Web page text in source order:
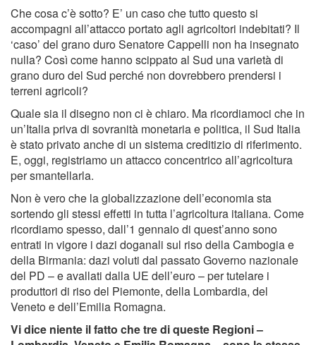
Che cosa c’è sotto? E’ un caso che tutto questo si
accompagni all’attacco portato agli agricoltori indebitati? Il
‘caso’ del grano duro Senatore Cappelli non ha insegnato
nulla? Così come hanno scippato al Sud una varietà di
grano duro del Sud perché non dovrebbero prendersi i
terreni agricoli?
Quale sia il disegno non ci è chiaro. Ma ricordiamoci che in
un’Italia priva di sovranità monetaria e politica, il Sud Italia
è stato privato anche di un sistema creditizio di riferimento.
E, oggi, registriamo un attacco concentrico all’agricoltura
per smantellarla.
Non è vero che la globalizzazione dell’economia sta
sortendo gli stessi effetti in tutta l’agricoltura italiana. Come
ricordiamo spesso, dall’1 gennaio di quest’anno sono
entrati in vigore i dazi doganali sul riso della Cambogia e
della Birmania: dazi voluti dal passato Governo nazionale
del PD – e avallati dalla UE dell’euro – per tutelare i
produttori di riso del Piemonte, della Lombardia, del
Veneto e dell’Emilia Romagna.
Vi dice niente il fatto che tre di queste Regioni –